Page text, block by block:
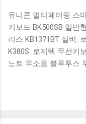
유니콘 멀티페어링 스
키보드 BK500SB 일반
리스 KB1371BT 실버.
K380S. 로지텍 무선키
노트 무소음 블루투스